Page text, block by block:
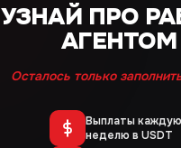
УЗНАЙ ПРО
АГЕНТОМ
Осталось только
Выплаты каждую
неделю в USDT